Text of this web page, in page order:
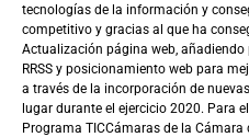
tecnologías de la información y
competitivo y gracias al que ha
Actualización página web,
RRSS y posicionamiento web para
a través de la incorporación de
lugar durante el ejercicio 2020. Para
Programa TICCámaras de la